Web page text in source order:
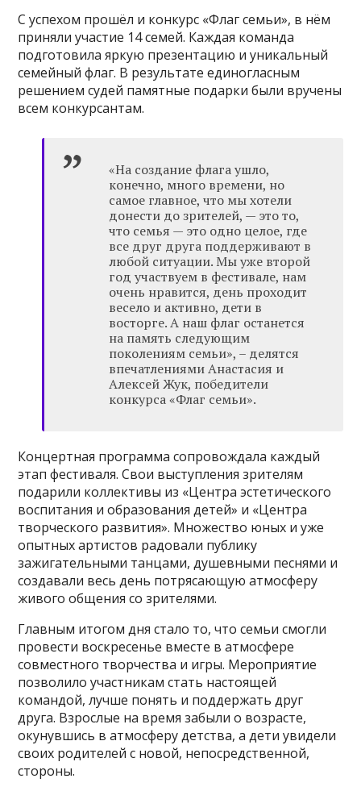
С успехом прошёл и конкурс «Флаг семьи», в нём
приняли участие 14 семей. Каждая команда
подготовила яркую презентацию и уникальный
семейный флаг. В результате единогласным
решением судей памятные подарки были вручены
всем конкурсантам.
«На создание флага ушло,
конечно, много времени, но
самое главное, что мы хотели
донести до зрителей, — это то,
что семья — это одно целое, где
все друг друга поддерживают в
любой ситуации. Мы уже второй
год участвуем в фестивале, нам
очень нравится, день проходит
весело и активно, дети в
восторге. А наш флаг останется
на память следующим
поколениям семьи», – делятся
впечатлениями Анастасия и
Алексей Жук, победители
конкурса «Флаг семьи».
Концертная программа сопровождала каждый
этап фестиваля. Свои выступления зрителям
подарили коллективы из «Центра эстетического
воспитания и образования детей» и «Центра
творческого развития». Множество юных и уже
опытных артистов радовали публику
зажигательными танцами, душевными песнями и
создавали весь день потрясающую атмосферу
живого общения со зрителями.
Главным итогом дня стало то, что семьи смогли
провести воскресенье вместе в атмосфере
совместного творчества и игры. Мероприятие
позволило участникам стать настоящей
командой, лучше понять и поддержать друг
друга. Взрослые на время забыли о возрасте,
окунувшись в атмосферу детства, а дети увидели
своих родителей с новой, непосредственной,
стороны.